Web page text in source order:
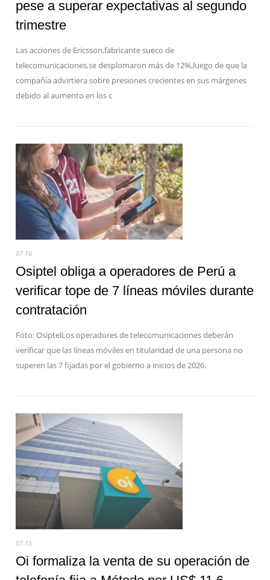
pese a superar expectativas al segundo
trimestre
Las acciones de Ericsson,fabricante sueco de
telecomunicaciones,se desplomaron más de 12%,luego de que la
compañía advirtiera sobre presiones crecientes en sus márgenes
debido al aumento en los c
07-16
Osiptel obliga a operadores de Perú a
verificar tope de 7 líneas móviles durante
contratación
Foto: OsiptelLos operadores de telecomunicaciones deberán
verificar que las líneas móviles en titularidad de una persona no
superen las 7 fijadas por el gobierno a inicios de 2026.
07-15
Oi formaliza la venta de su operación de